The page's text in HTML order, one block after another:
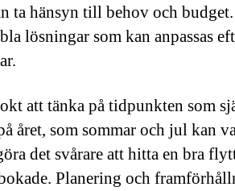
ta hänsyn till behov och
lösningar som kan anpassas
att tänka på tidpunkten som
året, som sommar och jul kan
det svårare att hitta en bra
Planering och